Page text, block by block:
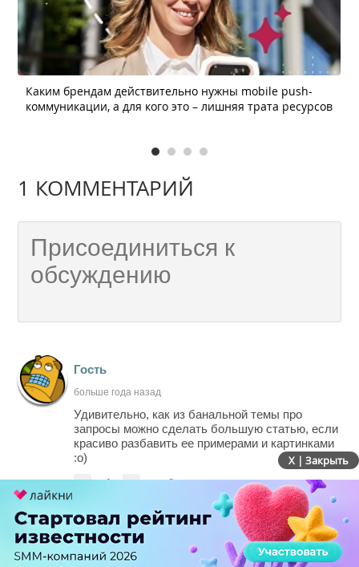
Каким брендам действительно нужны mobile push-
коммуникации, а для кого это – лишняя трата ресурсов
1 КОММЕНТАРИЙ
Гость
больше года назад
Удивительно, как из банальной темы про
запросы можно сделать большую статью, если
красиво разбавить ее примерами и картинками
:о)
- -1 + Ответить
X | Закрыть